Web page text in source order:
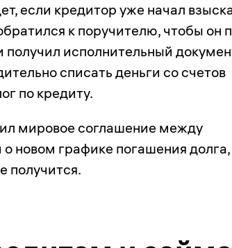
если кредитор уже начал
к поручителю, чтобы он
получил исполнительный
списать деньги со счетов
по кредиту.
мировое соглашение между
новом графике погашения долга,
получится.